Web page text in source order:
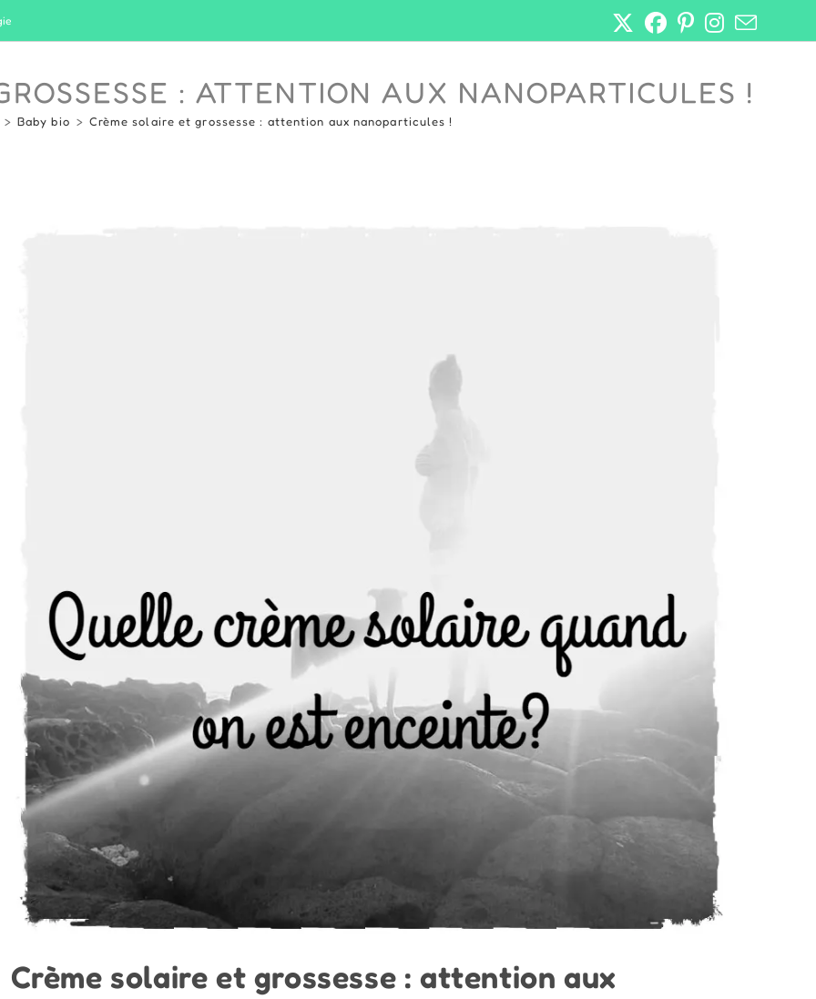
: ATTENTION AUX NANOPARTICULES !
> Baby bio > Crème solaire et grossesse : attention aux nanoparticules !
Crème solaire et grossesse : attention aux